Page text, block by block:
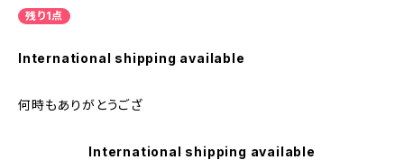
残り1点
International shipping available
何時もありがとうござ
International shipping available